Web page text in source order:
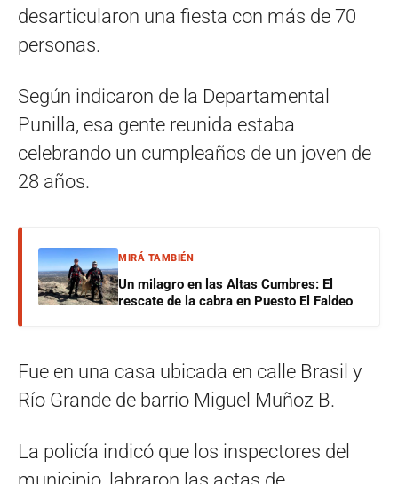
desarticularon una fiesta con más de 70
personas.
Según indicaron de la Departamental
Punilla, esa gente reunida estaba
celebrando un cumpleaños de un joven de
28 años.
MIRÁ TAMBIÉN
Un milagro en las Altas Cumbres: El
rescate de la cabra en Puesto El Faldeo
Fue en una casa ubicada en calle Brasil y
Río Grande de barrio Miguel Muñoz B.
La policía indicó que los inspectores del